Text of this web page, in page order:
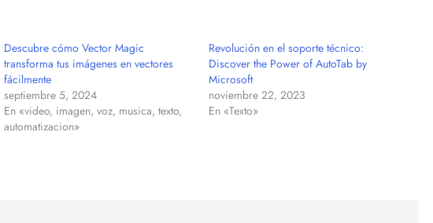
Descubre cómo Vector Magic
transforma tus imágenes en vectores
fácilmente
septiembre 5, 2024
En «video, imagen, voz, musica, texto,
automatizacion»
Revolución en el soporte técnico:
Discover the Power of AutoTab by
Microsoft
noviembre 22, 2023
En «Texto»